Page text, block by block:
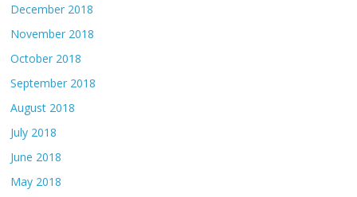
December 2018
November 2018
October 2018
September 2018
August 2018
July 2018
June 2018
May 2018